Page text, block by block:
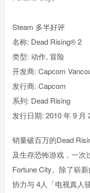
Steam 多半好评
名称: Dead Rising® 2
类型: 动作, 冒险
开发商: Capcom
发行商: Capcom
系列: Dead Rising
发行日期: 2010 年 9 月
销量破百万的Dead
及生存恐怖游戏，一次
Fortune City。除了崭
协力与 4人「电视真人